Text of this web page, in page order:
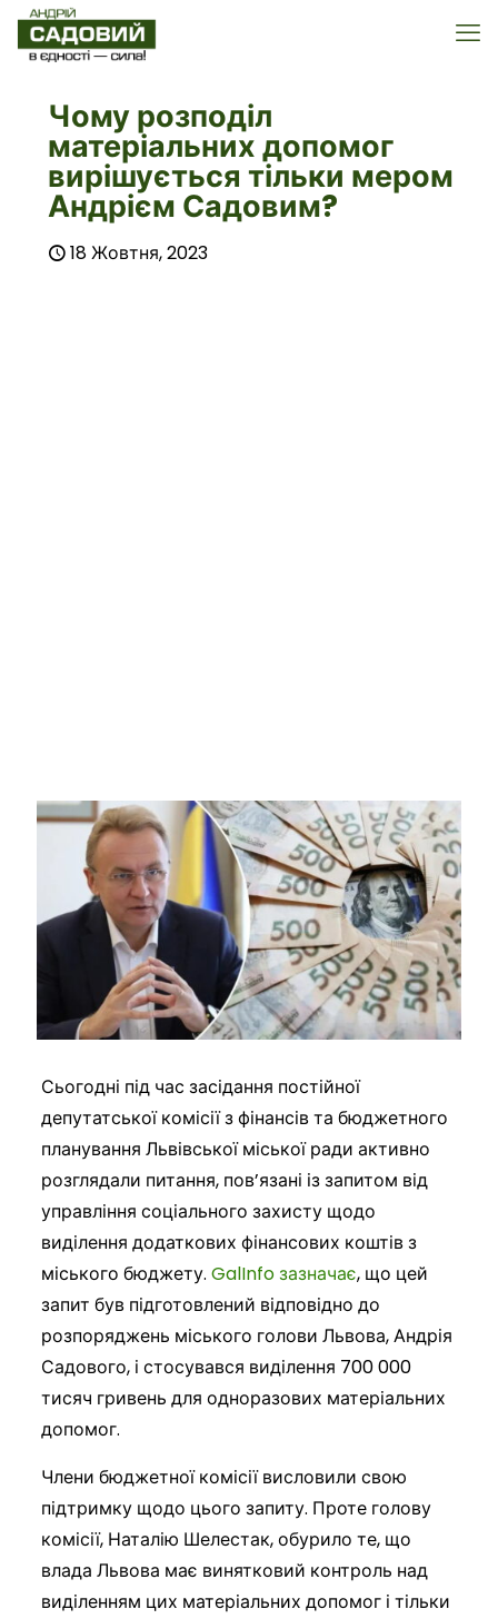
Чому розподіл
матеріальних допомог
вирішується тільки мером
Андрієм Садовим?
18 Жовтня, 2023
Сьогодні під час засідання постійної
депутатської комісії з фінансів та бюджетного
планування Львівської міської ради активно
розглядали питання, пов’язані із запитом від
управління соціального захисту щодо
виділення додаткових фінансових коштів з
міського бюджету. GalInfo зазначає, що цей
запит був підготовлений відповідно до
розпоряджень міського голови Львова, Андрія
Садового, і стосувався виділення 700 000
тисяч гривень для одноразових матеріальних
допомог.
Члени бюджетної комісії висловили свою
підтримку щодо цього запиту. Проте голову
комісії, Наталію Шелестак, обурило те, що
влада Львова має винятковий контроль над
виділенням цих матеріальних допомог і тільки